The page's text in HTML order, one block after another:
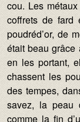
cou. Les
coffrets de fard
poudréd’or, de
était beau grâce
en les portant,
chassent les
des tempes,
savez, la peau
comme la fin